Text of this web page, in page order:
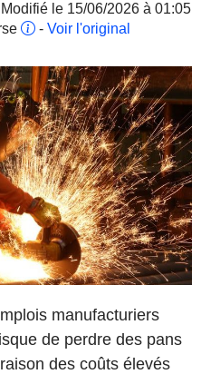
le 15/06/2026 à 01:05
- Voir l'original
manufacturiers
de perdre des pans
des coûts élevés